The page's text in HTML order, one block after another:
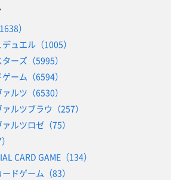
）
ュエル（1005）
ーズ（5995）
ーム（6594）
ルツ（6530）
ルツブラウ（257）
ルツロゼ（75）
CARD GAME（134）
ドゲーム（83）